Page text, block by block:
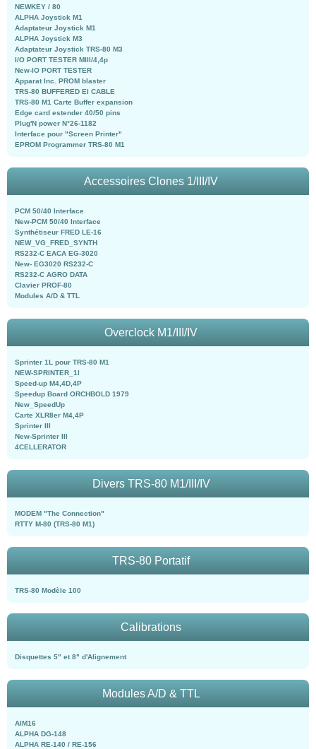
NEWKEY / 80
ALPHA Joystick M1
Adaptateur Joystick M1
ALPHA Joystick M3
Adaptateur Joystick TRS-80 M3
I/O PORT TESTER MIII/4,4p
New-IO PORT TESTER
Apparat Inc. PROM blaster
TRS-80 BUFFERED EI CABLE
TRS-80 M1 Carte Buffer expansion
Edge card estender 40/50 pins
Plug'N power N°26-1182
Interface pour "Screen Printer"
EPROM Programmer TRS-80 M1
Accessoires Clones 1/III/IV
PCM 50/40 Interface
New-PCM 50/40 Interface
Synthétiseur FRED LE-16
NEW_VG_FRED_SYNTH
RS232-C EACA EG-3020
New- EG3020 RS232-C
RS232-C AGRO DATA
Clavier PROF-80
Modules A/D & TTL
Overclock M1/III/IV
Sprinter 1L pour TRS-80 M1
NEW-SPRINTER_1l
Speed-up M4,4D,4P
Speedup Board ORCHBOLD 1979
New_SpeedUp
Carte XLR8er M4,4P
Sprinter III
New-Sprinter III
4CELLERATOR
Divers TRS-80 M1/III/IV
MODEM "The Connection"
RTTY M-80 (TRS-80 M1)
TRS-80 Portatif
TRS-80 Modèle 100
Calibrations
Disquettes 5" et 8" d'Alignement
Modules A/D & TTL
AIM16
ALPHA DG-148
ALPHA RE-140 / RE-156